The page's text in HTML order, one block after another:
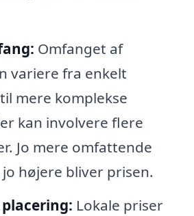
Omfanget af
variere fra enkelt
mere komplekse
kan involvere flere
Jo mere omfattende
højere bliver prisen.
Lokale priser